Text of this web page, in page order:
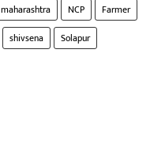
maharashtra NCP
Farmer
shivsena Solapur